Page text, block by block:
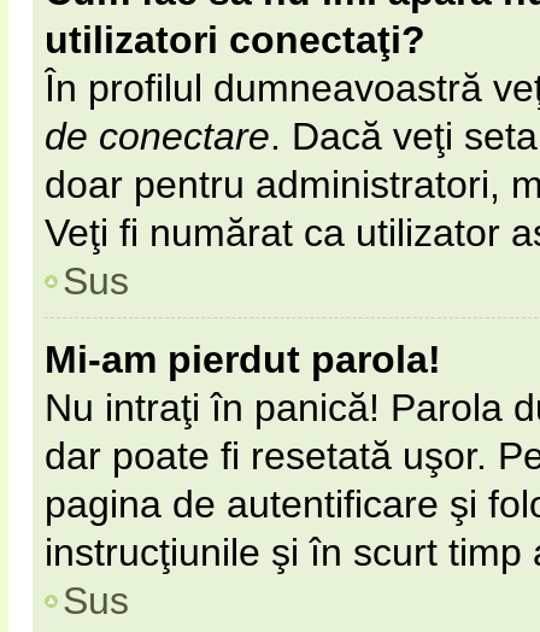
utilizatori conectaţi?
În profilul dumneavoastră
de conectare. Dacă veţi
doar pentru administratori,
Veţi fi numărat ca utilizator
Sus
Mi-am pierdut parola!
Nu intraţi în panică! Parola
dar poate fi resetată uşor.
pagina de autentificare şi
instrucţiunile şi în scurt
Sus